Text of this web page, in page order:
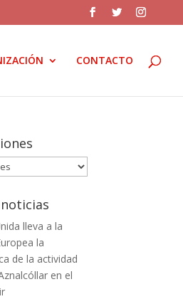
CONTACTO
lleva a la
la
de la actividad
en el